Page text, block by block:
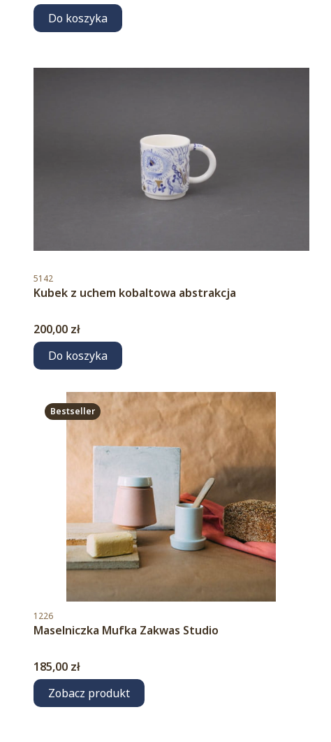
Do koszyka
Kod produktu
5142
Kubek z uchem kobaltowa abstrakcja
Cena
200,00 zł
Do koszyka
Bestseller
Kod produktu
1226
Maselniczka Mufka Zakwas Studio
Cena
185,00 zł
Zobacz produkt